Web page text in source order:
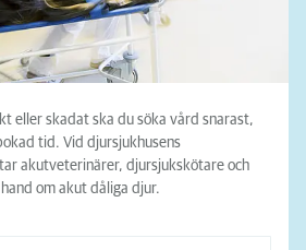
eller skadat ska du söka vård snarast,
tid. Vid djursjukhusens
akutveterinärer, djursjukskötare och
om akut dåliga djur.